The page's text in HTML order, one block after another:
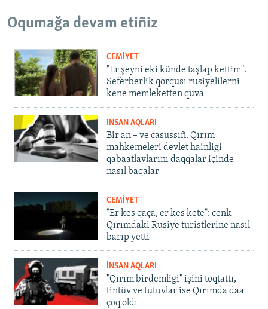
Oqumağa devam etiñiz
CEMİYET
"Er şeyni eki künde taşlap kettim".
Seferberlik qorqusı rusiyelilerni
kene memleketten quva
İNSAN AQLARI
Bir an – ve casussıñ. Qırım
mahkemeleri devlet hainligi
qabaatlavlarını daqqalar içinde
nasıl baqalar
CEMİYET
"Er kes qaça, er kes kete": cenk
Qırımdaki Rusiye turistlerine nasıl
barıp yetti
İNSAN AQLARI
"Qırım birdemligi" işini toqtattı,
tintüv ve tutuvlar ise Qırımda daa
çoq oldı